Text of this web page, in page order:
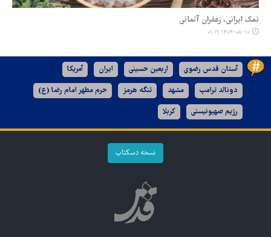
نمک ایرانی، زعفران آلمانی
۱۴۰۴-۰۸-۱۰ ۰۱:۱۹
آستان قدس رضوی اربعین حسینی ایران آمریکا
دونالد ترامپ مشهد تنگه هرمز حرم مطهر امام رضا (ع)
رژیم صهیونیستی کربلا
نسخه دسکتاپ